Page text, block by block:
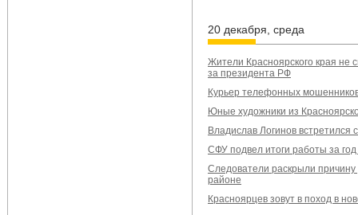
20 декабря, среда
Жители Красноярского края не
за президента РФ
Курьер телефонных
Юные художники из
Владислав Логинов встретился
СФУ подвел итоги работы за
Следователи раскрыли
районе
Красноярцев зовут в поход в